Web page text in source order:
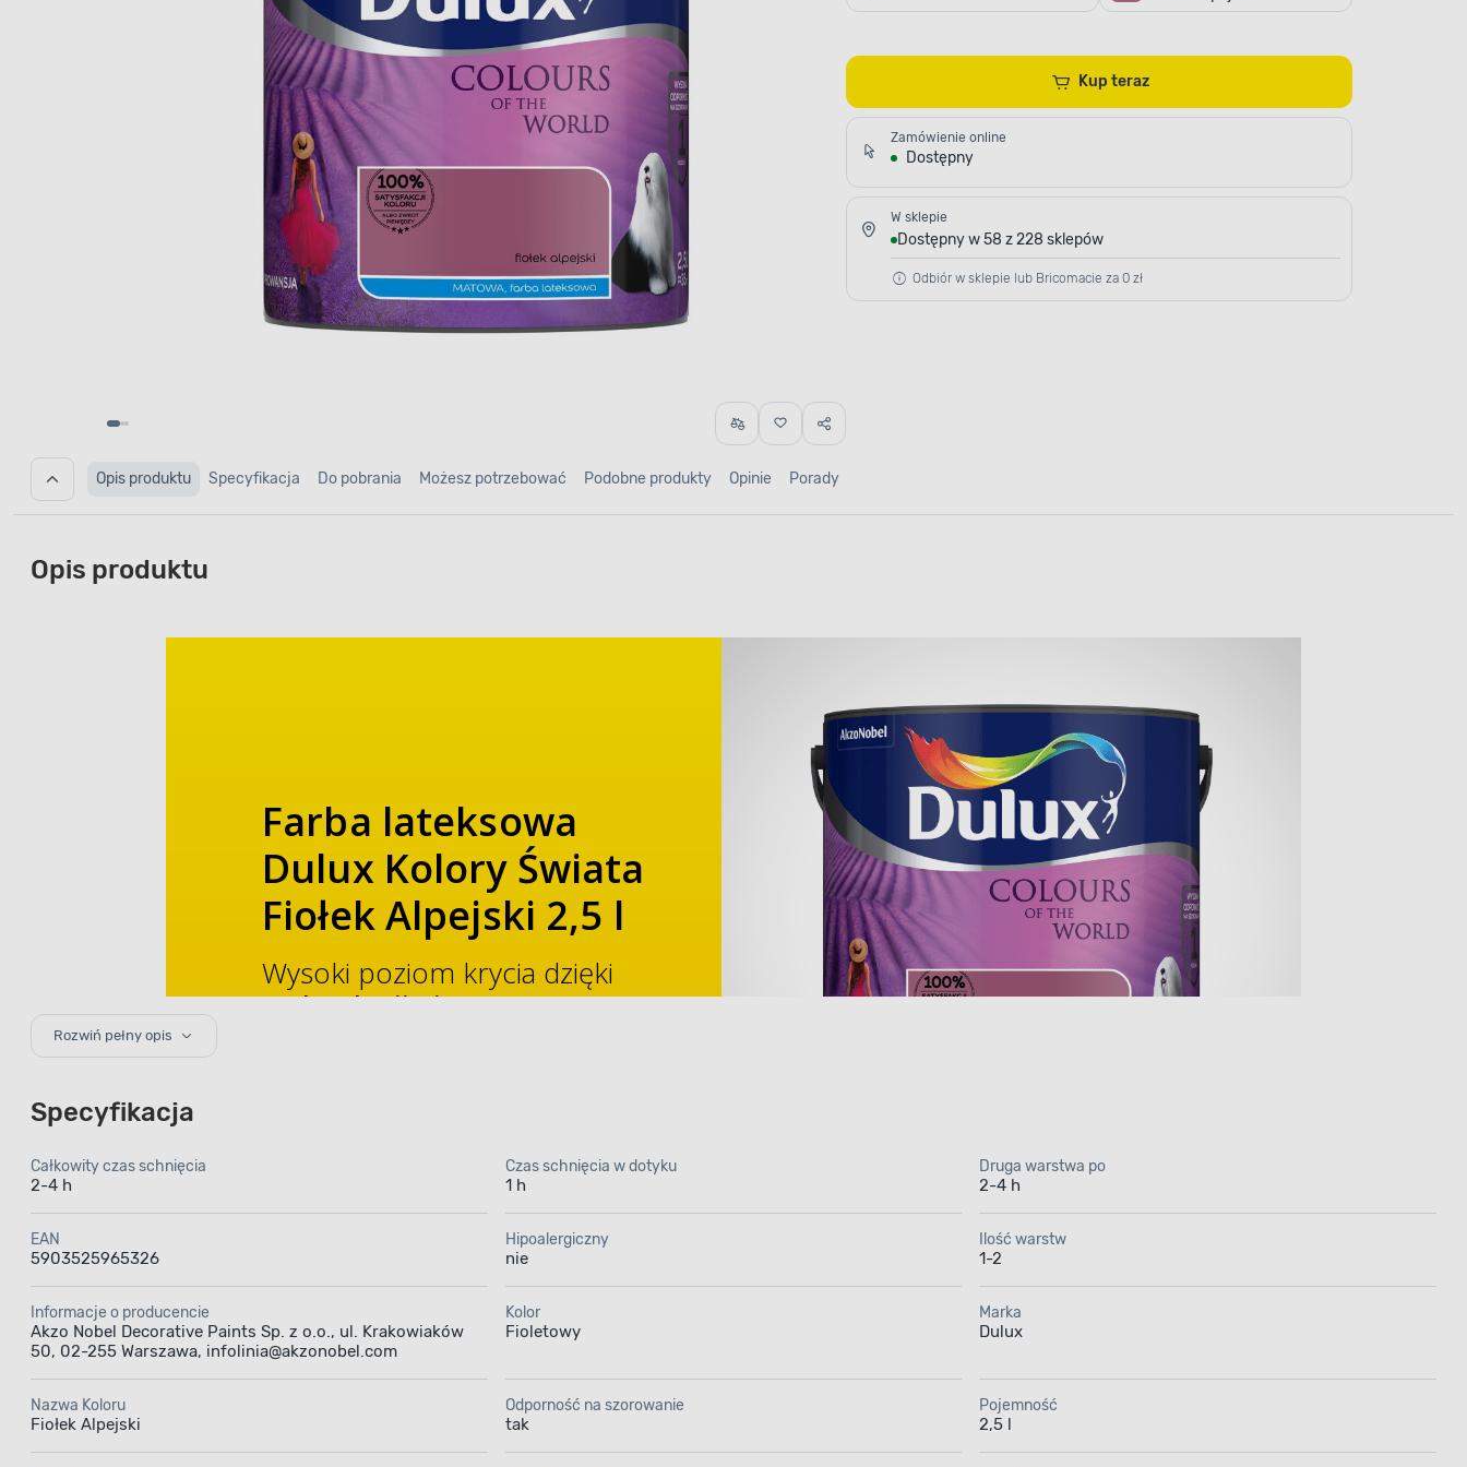
Kup teraz
Zamówienie online
Dostępny
W sklepie
Dostępny w 58 z 228 sklepów
Odbiór w sklepie lub Bricomacie za 0 zł
Opis produktu Specyfikacja Do pobrania Możesz potrzebować Podobne produkty Opinie Porady
Opis produktu
Farba lateksowa
Dulux Kolory Świata
Fiołek Alpejski 2,5 l
Wysoki poziom krycia dzięki
technologii Pigment Pro
Farba lateksowa Dulux Kolory Świata
Fiołek Alpejski 2,5 l
to sposób na głęboko matowe
wykończenie
Farba lateksowa Kolory Światazapewnia wysoki poziom krycia
Rozwiń pełny opis
Specyfikacja
Całkowity czas schnięcia
2-4 h
Czas schnięcia w dotyku
1 h
Druga warstwa po
2-4 h
EAN
5903525965326
Hipoalergiczny
nie
Ilość warstw
1-2
Informacje o producencie
Akzo Nobel Decorative Paints Sp. z o.o., ul. Krakowiaków
50, 02-255 Warszawa, infolinia@akzonobel.com
Kolor
Fioletowy
Marka
Dulux
Nazwa Koloru
Fiołek Alpejski
Odporność na szorowanie
tak
Pojemność
2,5 l